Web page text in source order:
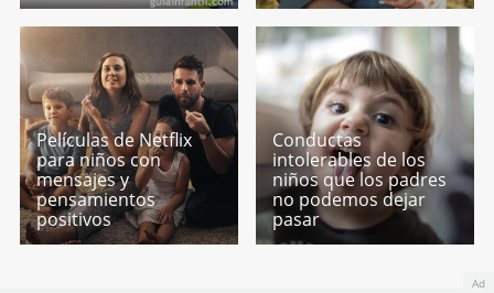
Películas de Netflix
para niños con
mensajes y
pensamientos
positivos
Conductas
intolerables de los
niños que los padres
no podemos dejar
pasar
Ad